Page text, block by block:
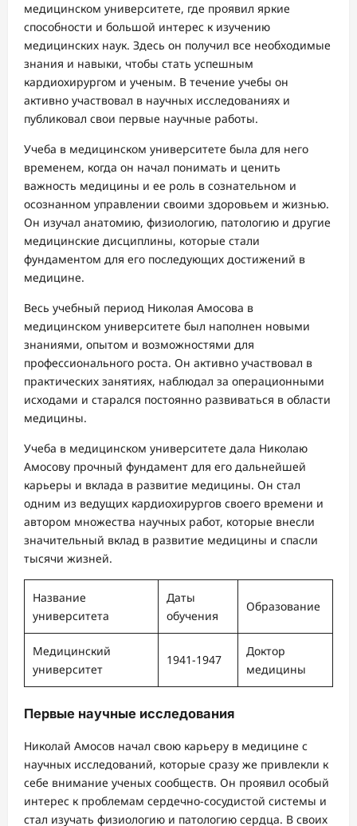
медицинском университете, где проявил яркие
способности и большой интерес к изучению
медицинских наук. Здесь он получил все необходимые
знания и навыки, чтобы стать успешным
кардиохирургом и ученым. В течение учебы он
активно участвовал в научных исследованиях и
публиковал свои первые научные работы.
Учеба в медицинском университете была для него
временем, когда он начал понимать и ценить
важность медицины и ее роль в сознательном и
осознанном управлении своими здоровьем и жизнью.
Он изучал анатомию, физиологию, патологию и другие
медицинские дисциплины, которые стали
фундаментом для его последующих достижений в
медицине.
Весь учебный период Николая Амосова в
медицинском университете был наполнен новыми
знаниями, опытом и возможностями для
профессионального роста. Он активно участвовал в
практических занятиях, наблюдал за операционными
исходами и старался постоянно развиваться в области
медицины.
Учеба в медицинском университете дала Николаю
Амосову прочный фундамент для его дальнейшей
карьеры и вклада в развитие медицины. Он стал
одним из ведущих кардиохирургов своего времени и
автором множества научных работ, которые внесли
значительный вклад в развитие медицины и спасли
тысячи жизней.
Название
университета
Даты
обучения
Образование
Медицинский
университет
1941-1947
Доктор
медицины
Первые научные исследования
Николай Амосов начал свою карьеру в медицине с
научных исследований, которые сразу же привлекли к
себе внимание ученых сообществ. Он проявил особый
интерес к проблемам сердечно-сосудистой системы и
стал изучать физиологию и патологию сердца. В своих